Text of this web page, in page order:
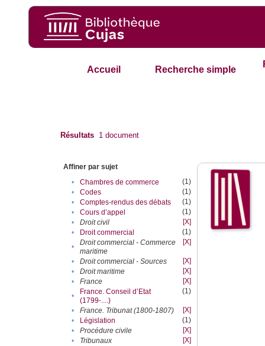
Accueil Recherche simple
Résultats 1 document
Affiner par sujet
•
Chambres de commerce
(1)
•
Codes
(1)
•
Comptes-rendus des débats
(1)
•
Cours d’appel
(1)
•
Droit civil
[X]
•
Droit commercial
(1)
•
Droit commercial - Commerce
maritime
[X]
• Droit commercial - Sources
[X]
•
Droit maritime
[X]
•
France
[X]
•
France. Conseil d’Etat
(1799-....)
(1)
• France. Tribunat (1800-1807)
[X]
•
Législation
(1)
•
Procédure civile
[X]
•
Tribunaux
[X]